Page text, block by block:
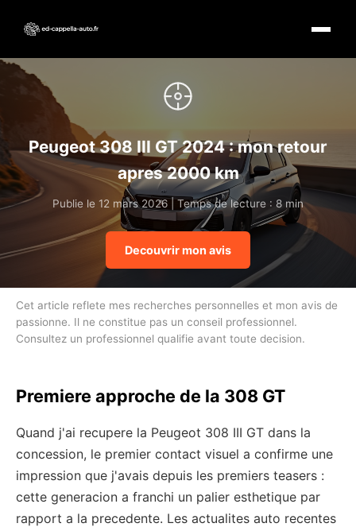
Peugeot 308 III GT 2024 : mon retour
apres 2000 km
Publie le 12 mars 2026 | Temps de lecture : 8 min
Decouvrir mon avis
Cet article reflete mes recherches personnelles et mon avis de
passionne. Il ne constitue pas un conseil professionnel.
Consultez un professionnel qualifie avant toute decision.
Premiere approche de la 308 GT
Quand j'ai recupere la Peugeot 308 III GT dans la
concession, le premier contact visuel a confirme une
impression que j'avais depuis les premiers teasers :
cette generacion a franchi un palier esthetique par
rapport a la precedente. Les actualites auto recentes